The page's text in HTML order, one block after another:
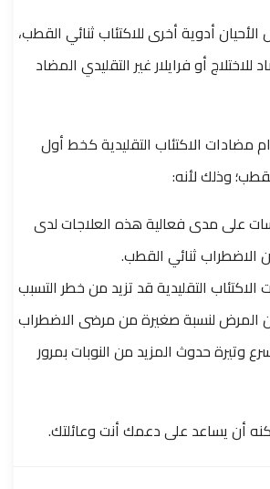
أدوية أخرى للاكتئاب ثنائي القطب،
للاختلاج أو فرايلار غير التقليدي المضاد
مضادات الاكتئاب التقليدية كخط أول
وذلك لأنه:
على مدى فعالية هذه العلاجات لدى
الاضطراب ثنائي القطب.
التقليدية قد تزيد من خطر التسبب
لنسبة صغيرة من مرضى الاضطراب
وتيرة حدوث المزيد من النوبات بمرور
أن يساعد على دعمك أنت وعائلتك.